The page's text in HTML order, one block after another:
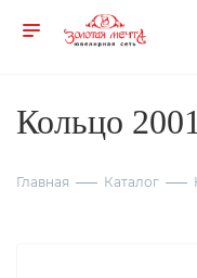
Кольцо
Главная Каталог